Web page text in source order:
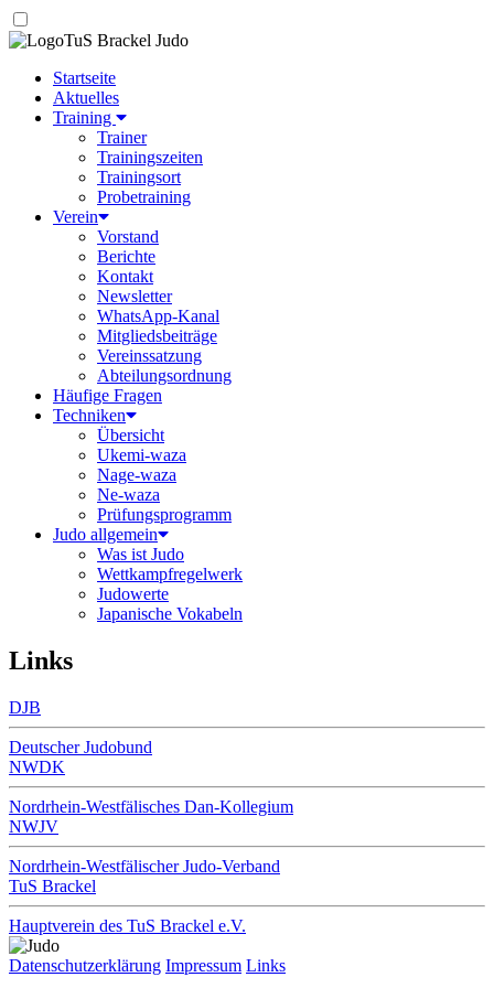
TuS Brackel Judo
Startseite
Aktuelles
Training
Trainer
Trainingszeiten
Trainingsort
Probetraining
Verein
Vorstand
Berichte
Kontakt
Newsletter
WhatsApp-Kanal
Mitgliedsbeiträge
Vereinssatzung
Abteilungsordnung
Häufige Fragen
Techniken
Übersicht
Ukemi-waza
Nage-waza
Ne-waza
Prüfungsprogramm
Judo allgemein
Was ist Judo
Wettkampfregelwerk
Judowerte
Japanische Vokabeln
Links
DJB
Deutscher Judobund
NWDK
Nordrhein-Westfälisches Dan-Kollegium
NWJV
Nordrhein-Westfälischer Judo-Verband
TuS Brackel
Hauptverein des TuS Brackel e.V.
Datenschutzerklärung Impressum Links